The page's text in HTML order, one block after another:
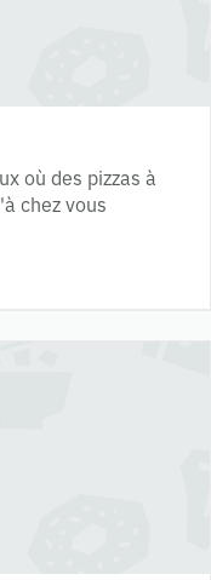
où des pizzas à
chez vous